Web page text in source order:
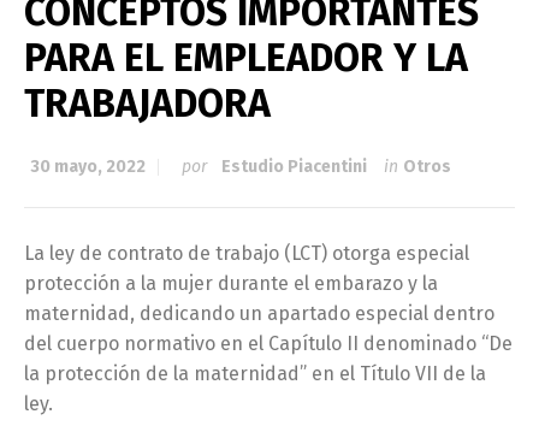
CONCEPTOS IMPORTANTES
PARA EL EMPLEADOR Y LA
TRABAJADORA
30 mayo, 2022 por Estudio Piacentini in Otros
La ley de contrato de trabajo (LCT) otorga especial
protección a la mujer durante el embarazo y la
maternidad, dedicando un apartado especial dentro
del cuerpo normativo en el Capítulo II denominado “De
la protección de la maternidad” en el Título VII de la
ley.